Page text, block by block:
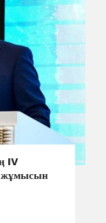
IV
жұмысын